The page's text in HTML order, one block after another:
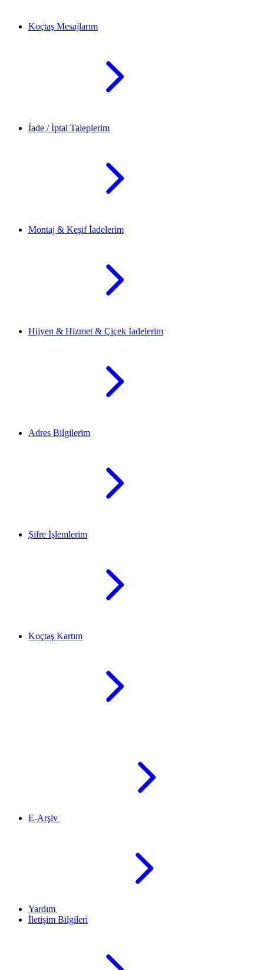
Koçtaş Mesajlarım
İade / İptal Taleplerim
Montaj & Keşif İadelerim
Hijyen & Hizmet & Çiçek İadelerim
Adres Bilgilerim
Şifre İşlemlerim
Koçtaş Kartım
E-Arşiv
Yardım
İletişim Bilgileri